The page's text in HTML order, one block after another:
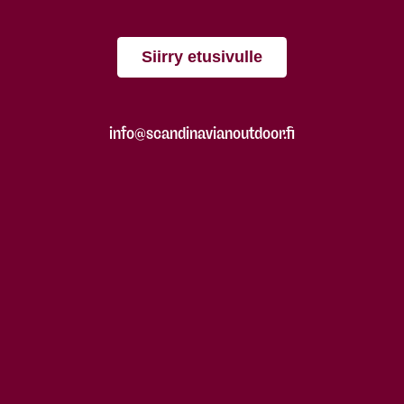
Siirry etusivulle
info@scandinavianoutdoor.fi